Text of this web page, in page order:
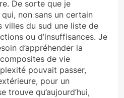
De sorte que je
non sans un certain
villes du sud une liste de
ou d’insuffisances. Je
d’appréhender la
de vie
pouvait passer,
pour un
trouve qu’aujourd’hui,